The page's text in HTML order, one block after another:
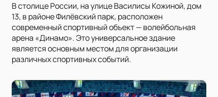
В столице России, на улице Василисы Кожиной, дом
13, в районе Филёвский парк, расположен
современный спортивный объект — волейбольная
арена «Динамо». Это универсальное здание
является основным местом для организации
различных спортивных событий.